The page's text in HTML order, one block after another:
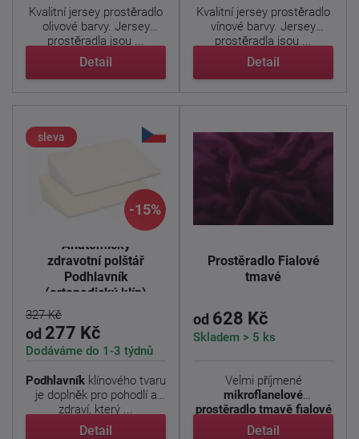
Kvalitní jersey prostěradlo
olivové barvy. Jersey
prostěradla jsou ...
Detail
Kvalitní jersey prostěradlo
vínové barvy. Jersey
prostěradla jsou ...
Detail
sleva
-15%
Anatomický
zdravotní polštář
Podhlavník
(ortopedický klín)
327 Kč
od 277 Kč
Dodáváme do 1-3 týdnů
Podhlavník klínového tvaru
je doplněk pro pohodlí a
zdraví, který ...
Detail
Prostěradlo Fialové
tmavé
od 628 Kč
Skladem > 5 ks
Velmi příjmené
mikroflanelové
prostěradlo tmavě fialové
barvy, ...
Detail